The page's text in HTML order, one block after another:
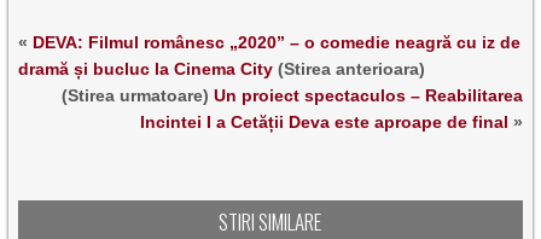
« DEVA: Filmul românesc „2020” – o comedie neagră cu iz de
dramă și bucluc la Cinema City (Stirea anterioara)
(Stirea urmatoare) Un proiect spectaculos – Reabilitarea
Incintei I a Cetății Deva este aproape de final »
STIRI SIMILARE